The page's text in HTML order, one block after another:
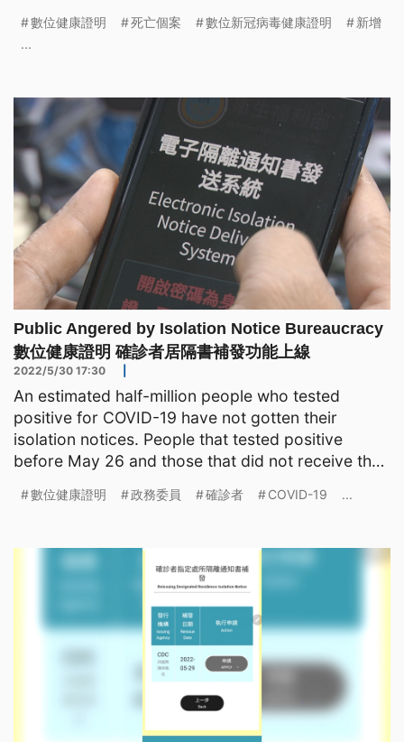
增符合美國、加拿大、日本和澳洲等國的認證，新的
數位證明格式，預計明天上午8時開放民眾下載。
數位健康證明 死亡個案 數位新冠病毒健康證明
新增
...
Public Angered by Isolation Notice Bureaucracy
數位健康證明 確診者居隔書補發功能上線
2022/5/30 17:30
An estimated half-million people who tested
positive for COVID-19 have not gotten their
isolation notices. People that tested positive
before May 26 and those that did not receive their
數位健康證明 政務委員 確診者 COVID-19 ...